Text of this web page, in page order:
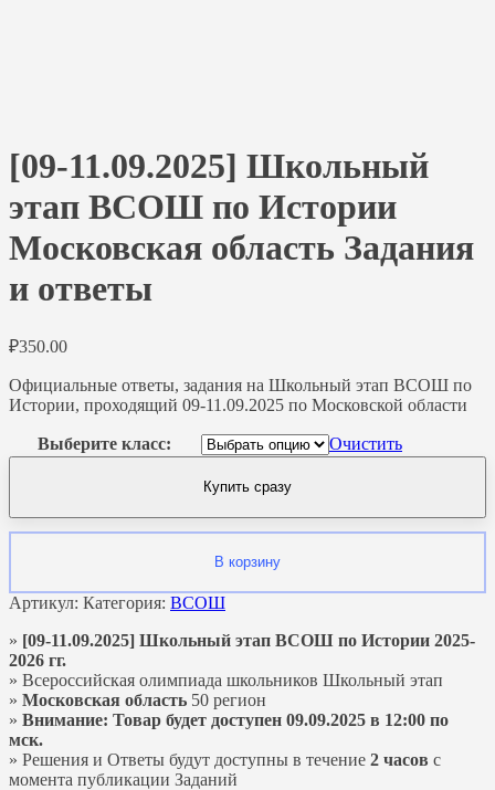
[09-11.09.2025] Школьный
этап ВСОШ по Истории
Московская область Задания
и ответы
₽350.00
Официальные ответы, задания на Школьный этап ВСОШ по
Истории, проходящий 09-11.09.2025 по Московской области
Выберите класс: Очистить
Купить сразу
В корзину
Артикул: Категория: ВСОШ
» [09-11.09.2025] Школьный этап ВСОШ по Истории 2025-
2026 гг.
» Всероссийская олимпиада школьников Школьный этап
» Московская область 50 регион
» Внимание: Товар будет доступен 09.09.2025 в 12:00 по
мск.
» Решения и Ответы будут доступны в течение 2 часов с
момента публикации Заданий